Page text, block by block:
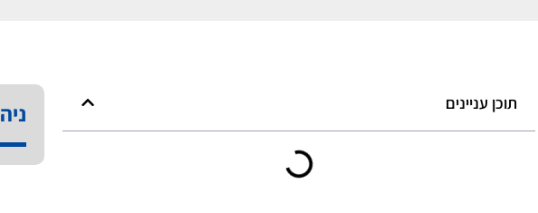
תוכן עניינים